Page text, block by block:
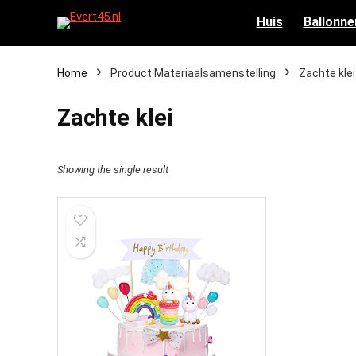
Huis
Home Product Materiaalsamenstelling ‎Zachte klei
‎Zachte klei
Showing the single result